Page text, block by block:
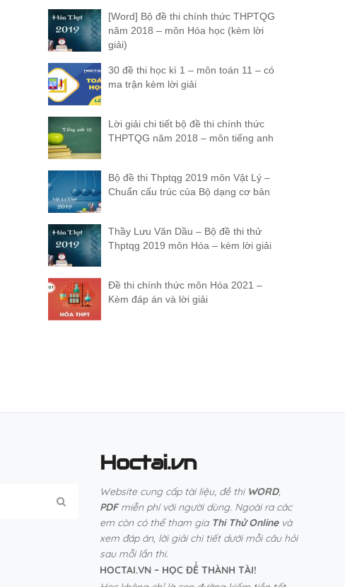
[Word] Bộ đề thi chính thức THPTQG
năm 2018 – môn Hóa học (kèm lời
giải)
30 đề thi học kì 1 – môn toán 11 – có
ma trận kèm lời giải
Lời giải chi tiết bộ đề thi chính thức
THPTQG năm 2018 – môn tiếng anh
Bộ đề thi Thptqg 2019 môn Vật Lý –
Chuẩn cấu trúc của Bộ dạng cơ bản
Thầy Lưu Văn Dầu – Bộ đề thi thử
Thptqg 2019 môn Hóa – kèm lời giải
Đề thi chính thức môn Hóa 2021 –
Kèm đáp án và lời giải
Hoctai.vn
Website cung cấp tài liệu, đề thi WORD,
PDFmiễn phí với người dùng. Ngoài ra các
em còn có thể tham gia Thi Thử Onlinevà
xem đáp án, lời giải chi tiết dưới mỗi câu hỏi
sau mỗi lần thi.
HOCTAI.VN – HỌC ĐỂ THÀNH TÀI!